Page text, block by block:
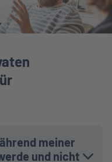
meiner
und nicht